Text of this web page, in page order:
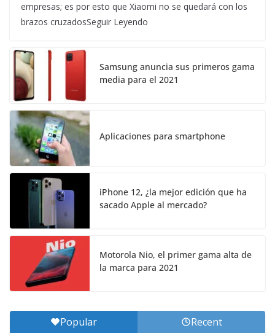
empresas; es por esto que Xiaomi no se quedará con los
brazos cruzadosSeguir Leyendo
Samsung anuncia sus primeros gama
media para el 2021
Aplicaciones para smartphone
iPhone 12, ¿la mejor edición que ha
sacado Apple al mercado?
Motorola Nio, el primer gama alta de
la marca para 2021
Popular Recent